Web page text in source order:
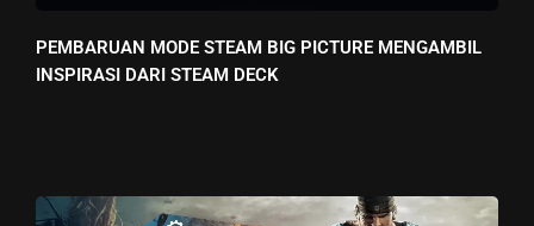
PEMBARUAN MODE STEAM BIG PICTURE MENGAMBIL
INSPIRASI DARI STEAM DECK